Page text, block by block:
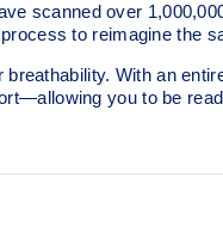
scanned over
to reimagine the
With an
you to be